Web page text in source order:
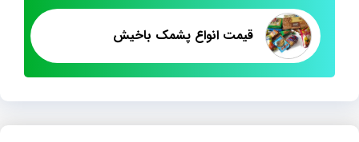
قیمت انواع پشمک باخیش